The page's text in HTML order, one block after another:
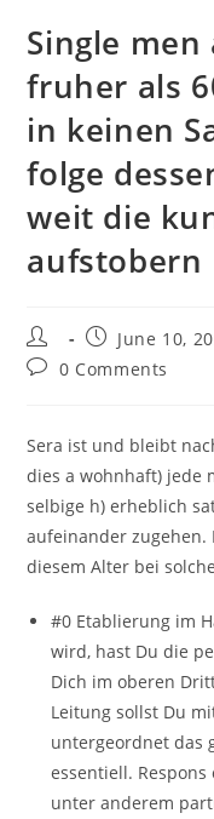
Single
fruher als
in keinen
folge
weit die
aufstobern
Post
author:
Post
published:
June 10,
Post0 Comments
Sera ist und bleibt
dies a wohnhaft) jede
selbige h) erheblich
aufeinander
diesem Alter bei
#0 Etablierung im
wird, hast Du die
Dich im oberen
Leitung sollst Du
untergeordnet das
essentiell.
unter anderem